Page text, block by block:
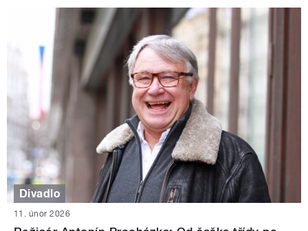
Divadlo
11. únor 2026